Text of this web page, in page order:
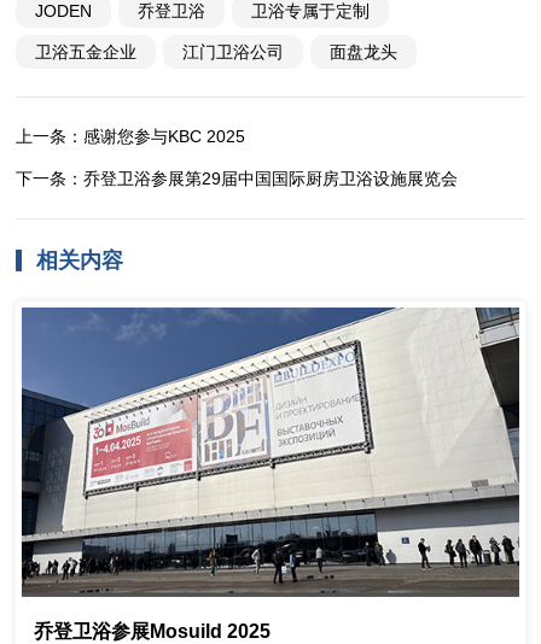
JODEN 乔登卫浴 卫浴专属于定制
卫浴五金企业 江门卫浴公司 面盘龙头
上一条：感谢您参与KBC 2025
下一条：乔登卫浴参展第29届中国国际厨房卫浴设施展览会
相关内容
乔登卫浴参展Mosuild 2025